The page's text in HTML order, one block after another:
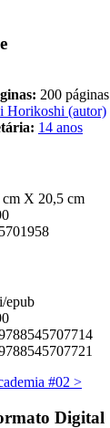
200 páginas
Horikoshi (autor)
14 anos
cm X 20,5 cm
epub
#02 >
Digital